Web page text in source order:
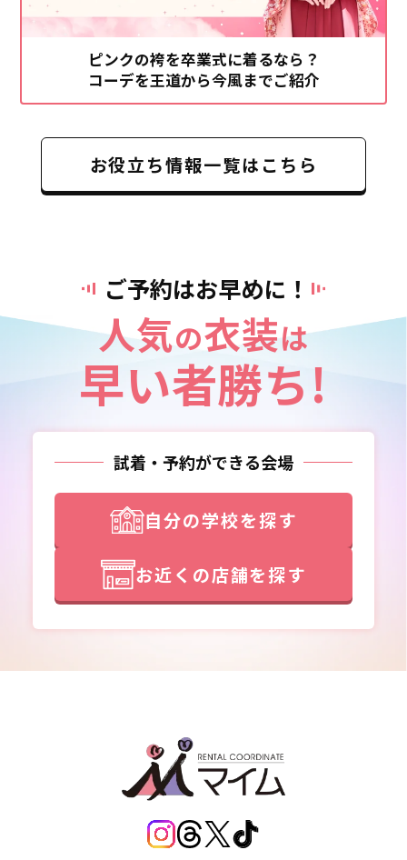
ピンクの袴を卒業式に着るなら？
コーデを王道から今風までご紹介
お役立ち情報一覧はこちら
ご予約はお早めに！
人気の衣装は
早い者勝ち!
試着・予約ができる会場
自分の学校を探す
お近くの店舗を探す